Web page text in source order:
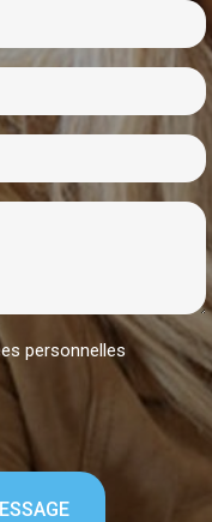
personnelles